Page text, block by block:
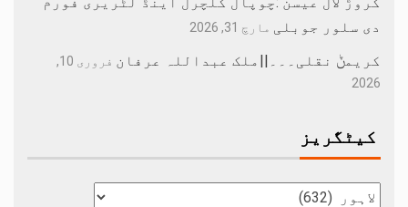
دی سلور جوبلی مارچ 31, 2026
کریمݨ نقلی۔۔۔||ملک عبداللہ عرفان
فروری 10,
2026
کیٹگریز